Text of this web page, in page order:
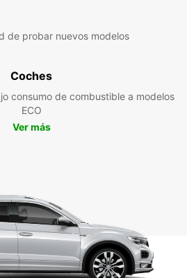
de probar nuevos modelos
Coches
consumo de combustible a modelos
ECO
Ver más